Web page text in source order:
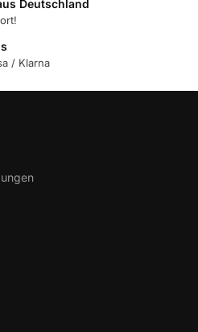
Deutschland
/ Klarna